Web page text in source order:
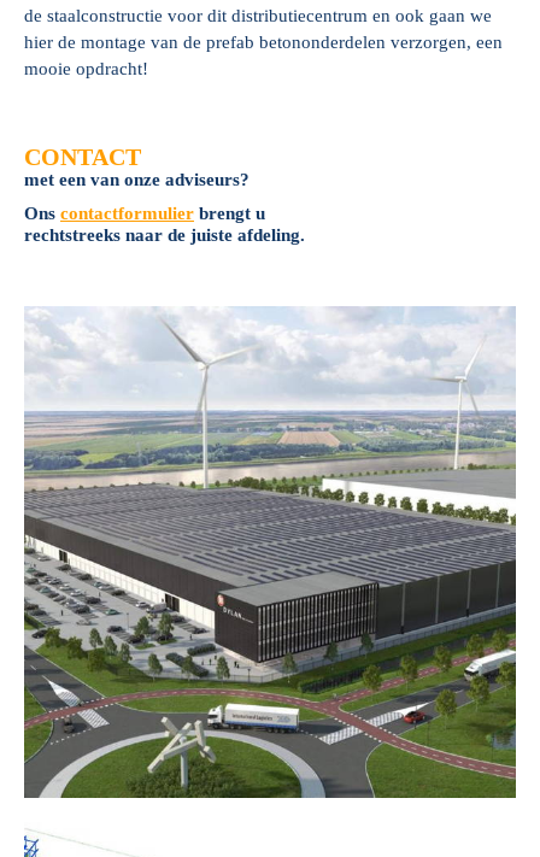
de staalconstructie voor dit distributiecentrum en ook gaan we
hier de montage van de prefab betononderdelen verzorgen, een
mooie opdracht!
CONTACT
met een van onze adviseurs?
Ons contactformulier brengt u
rechtstreeks naar de juiste afdeling.